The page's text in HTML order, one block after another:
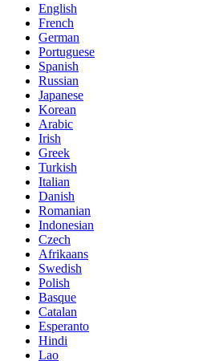
English
French
German
Portuguese
Spanish
Russian
Japanese
Korean
Arabic
Irish
Greek
Turkish
Italian
Danish
Romanian
Indonesian
Czech
Afrikaans
Swedish
Polish
Basque
Catalan
Esperanto
Hindi
Lao